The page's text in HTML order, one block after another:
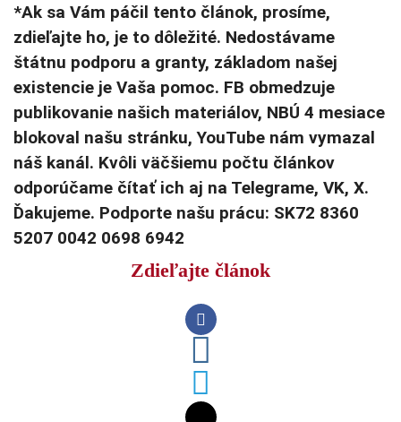
*Ak sa Vám páčil tento článok, prosíme,
zdieľajte ho, je to dôležité. Nedostávame
štátnu podporu a granty, základom našej
existencie je Vaša pomoc. FB obmedzuje
publikovanie našich materiálov, NBÚ 4 mesiace
blokoval našu stránku, YouTube nám vymazal
náš kanál. Kvôli väčšiemu počtu článkov
odporúčame čítať ich aj na Telegrame, VK, X.
Ďakujeme. Podporte našu prácu: SK72 8360
5207 0042 0698 6942
Zdieľajte článok